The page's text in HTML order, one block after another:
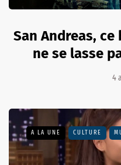
San Andreas,
ne se lasse
4
A LA UNE CULTURE